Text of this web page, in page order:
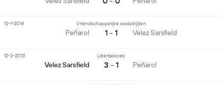
Peñarol
Vriendschappelijke wedstrijden
1 - 1 Velez Sarsfield
13-1-2014
Velez Sarsfield
Libertadores
3 - 1 Peñarol
12-3-2013